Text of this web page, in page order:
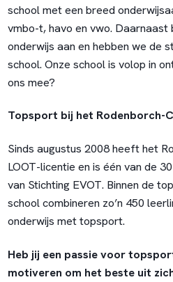
school met een breed
vmbo-t, havo en vwo.
onderwijs aan en hebben we de
school. Onze school is volop in
ons mee?
Topsport bij het Rodenborch-
Sinds augustus 2008 heeft het
LOOT-licentie en is één van de
van Stichting EVOT. Binnen de
school combineren zo’n 450
onderwijs met topsport.
Heb jij een passie voor
motiveren om het beste uit